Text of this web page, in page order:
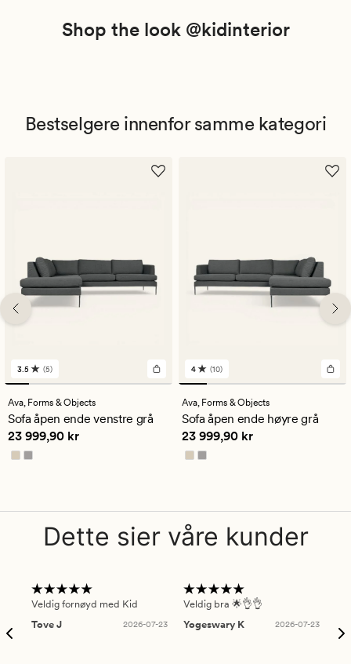
Shop the look @kidinterior
Bestselgere innenfor samme kategori
5
anmeldelser
med
en
gjennomsnittlig
vurdering
på
3.5
3.5 (5)
Ava, Forms & Objects
Sofa åpen ende venstre grå
Pris 23 999,90 kr
23 999,90 kr
10
anmeldelser
med
en
gjennomsnittlig
vurdering
på
4
4 (10)
Ava, Forms & Objects
Sofa åpen ende høyre grå
Pris 23 999,90 kr
23 999,90 kr
Dette sier våre kunder
Veldig fornøyd med Kid
Tove J
2026-07-23
Veldig bra 🌟👌👌
Yogeswary K
2026-07-23